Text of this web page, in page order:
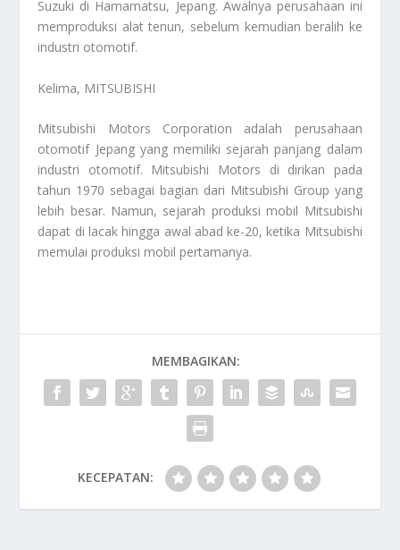
Suzuki di Hamamatsu, Jepang. Awalnya perusahaan ini
memproduksi alat tenun, sebelum kemudian beralih ke
industri otomotif.
Kelima, MITSUBISHI
Mitsubishi Motors Corporation adalah perusahaan
otomotif Jepang yang memiliki sejarah panjang dalam
industri otomotif. Mitsubishi Motors di dirikan pada
tahun 1970 sebagai bagian dari Mitsubishi Group yang
lebih besar. Namun, sejarah produksi mobil Mitsubishi
dapat di lacak hingga awal abad ke-20, ketika Mitsubishi
memulai produksi mobil pertamanya.
MEMBAGIKAN:
KECEPATAN: